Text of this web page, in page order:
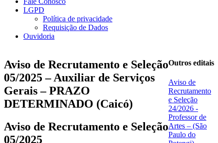
LGPD
Política de privacidade
Requisição de Dados
Ouvidoria
Aviso de Recrutamento e Seleção
05/2025 – Auxiliar de Serviços
Gerais – PRAZO
DETERMINADO (Caicó)
Aviso de Recrutamento e Seleção
05/2025
Outros editais
Aviso de
Recrutamento
e Seleção
24/2026 -
Professor de
Artes – (São
Paulo do